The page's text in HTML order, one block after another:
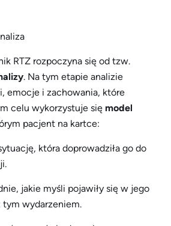
RTZ rozpoczyna się od tzw.
. Na tym etapie analizie
emocje i zachowania, które
celu wykorzystuje się model
pacjent na kartce:
która doprowadziła go do
jakie myśli pojawiły się w jego
tym wydarzeniem.